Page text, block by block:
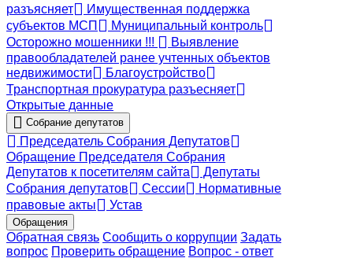
разъясняет
Имущественная поддержка
субъектов МСП
Муниципальный контроль
Осторожно мошенники !!!
Выявление
правообладателей ранее учтенных объектов
недвижимости
Благоустройство
Транспортная прокуратура разъесняет
Открытые данные
Собрание депутатов
Председатель Собрания Депутатов
Обращение Председателя Собрания
Депутатов к посетителям сайта
Депутаты
Собрания депутатов
Сессии
Нормативные
правовые акты
Устав
Обращения
Обратная связь Сообщить о коррупции Задать
вопрос Проверить обращение Вопрос - ответ